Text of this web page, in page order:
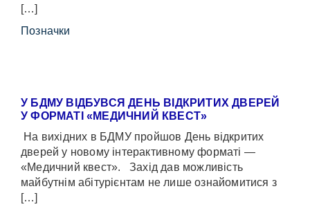
[…]
Позначки
У БДМУ ВІДБУВСЯ ДЕНЬ ВІДКРИТИХ ДВЕРЕЙ
У ФОРМАТІ «МЕДИЧНИЙ КВЕСТ»
На вихідних в БДМУ пройшов День відкритих
дверей у новому інтерактивному форматі —
«Медичний квест». Захід дав можливість
майбутнім абітурієнтам не лише ознайомитися з
[…]